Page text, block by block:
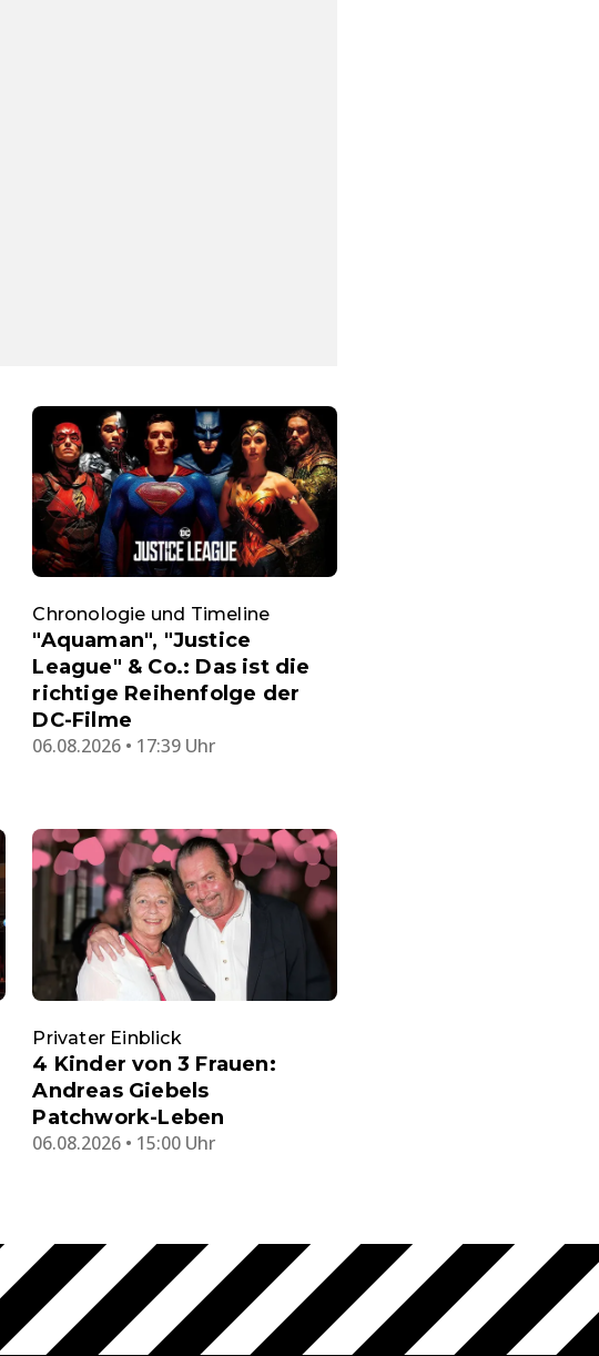
Chronologie und Timeline
"Aquaman", "Justice
League" & Co.: Das ist die
richtige Reihenfolge der
DC-Filme
06.08.2026 • 17:39 Uhr
Privater Einblick
4 Kinder von 3 Frauen:
Andreas Giebels
Patchwork-Leben
06.08.2026 • 15:00 Uhr